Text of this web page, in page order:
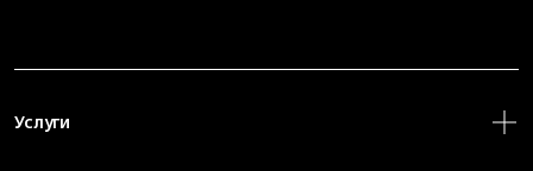
Услуги